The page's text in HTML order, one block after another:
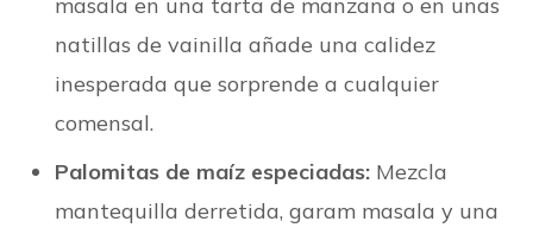
natillas de vainilla añade una calidez
inesperada que sorprende a cualquier
comensal.
Palomitas de maíz especiadas:Mezcla
mantequilla derretida, garam masala y una